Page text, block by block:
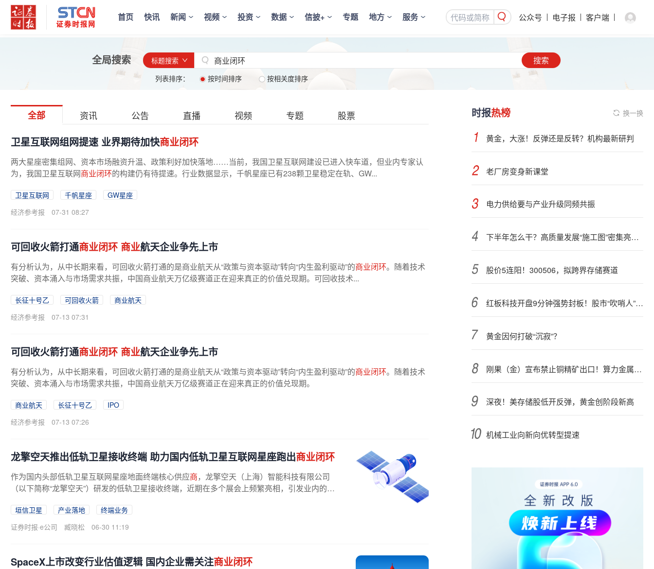
首页 快讯 新闻 视频 投资 数据 信披+ 专题 地方 服务 公众号 电子报 客户端
全局搜索 标题搜索 搜索
列表排序： 按时间排序 按相关度排序
全部 资讯 公告 直播 视频 专题 股票
卫星互联网组网提速 业界期待加快商业闭环
两大星座密集组网、资本市场融资升温、政策利好加快落地……当前，我国卫星互联网建设已进入快车道，但业内专家认
为，我国卫星互联网商业闭环的构建仍有待提速。行业数据显示，千帆星座已有238颗卫星稳定在轨、GW...
卫星互联网 千帆星座
GW星座
经济参考报
07-31 08:27
可回收火箭打通商业闭环 商业航天企业争先上市
有分析认为，从中长期来看，可回收火箭打通的是商业航天从“政策与资本驱动”转向“内生盈利驱动”的商业闭环。随着技术
突破、资本涌入与市场需求共振，中国商业航天万亿级赛道正在迎来真正的价值兑现期。可回收技术...
长征十号乙 可回收火箭
商业航天
经济参考报
07-13 07:31
可回收火箭打通商业闭环 商业航天企业争先上市
有分析认为，从中长期来看，可回收火箭打通的是商业航天从“政策与资本驱动”转向“内生盈利驱动”的商业闭环。随着技术
突破、资本涌入与市场需求共振，中国商业航天万亿级赛道正在迎来真正的价值兑现期。
商业航天 长征十号乙
IPO
经济参考报
07-13 07:26
龙擎空天推出低轨卫星接收终端 助力国内低轨卫星互联网星座跑出商业闭环
作为国内头部低轨卫星互联网星座地面终端核心供应商，龙擎空天（上海）智能科技有限公司
（以下简称“龙擎空天”）研发的低轨卫星接收终端，近期在多个展会上频繁亮相，引发业内的高
垣信卫星 产业落地
终端业务
证券时报·e公司
臧晓松 06-30 11:19
SpaceX上市改变行业估值逻辑 国内企业需关注商业闭环
时报热榜 换一换
黄金，大涨！反弹还是反转？机构最新研判
老厂房变身新课堂
电力供给要与产业升级同频共振
下半年怎么干？高质量发展“施工图”密集亮相 聚焦主业提质增效 国资央企向AI要动能
股价5连阳！300506，拟跨界存储赛道
红板科技开盘9分钟强势封板！股市“吹哨人”突然改口！市场风向变了？
黄金因何打破“沉寂”？
刚果（金）宣布禁止铜精矿出口！算力金属影响多大？
深夜！美存储股低开反弹，黄金创阶段新高
机械工业向新向优转型提速